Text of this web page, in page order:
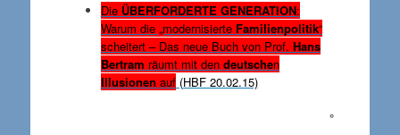
Die ÜBERFORDERTE GENERATION:
Warum die „modernisierte Familienpolitik“
scheitert – Das neue Buch von Prof. Hans
Bertram räumt mit den deutschen
Illusionen auf(HBF 20.02.15)
°